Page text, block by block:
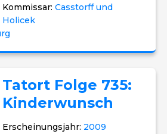
Kommissar:Casstorff und
Holicek
Tatort Folge 735:
Kinderwunsch
Erscheinungsjahr: 2009